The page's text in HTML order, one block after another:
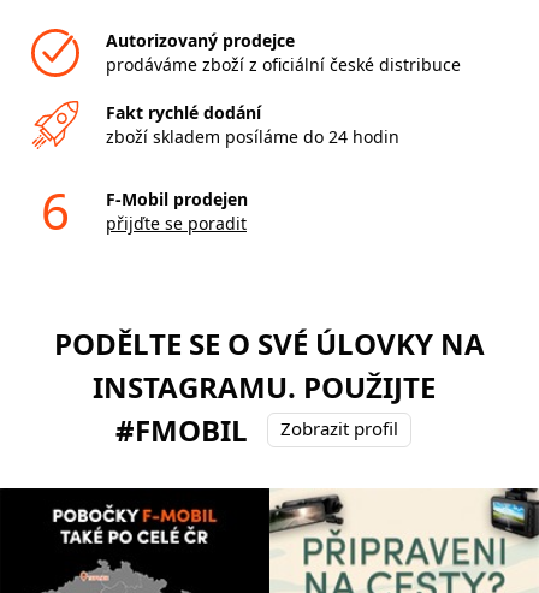
Autorizovaný prodejce
prodáváme zboží z oficiální české distribuce
Fakt rychlé dodání
zboží skladem posíláme do 24 hodin
6
F-Mobil prodejen
přijďte se poradit
PODĚLTE SE O SVÉ ÚLOVKY NA
INSTAGRAMU. POUŽIJTE
#FMOBIL
Zobrazit profil